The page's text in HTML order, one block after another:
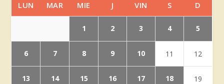
LUN MAR MIE J VIN S D
1 2 3 4 5
6 7 8 9 10 11 12
13 14 15 16 17 18 19